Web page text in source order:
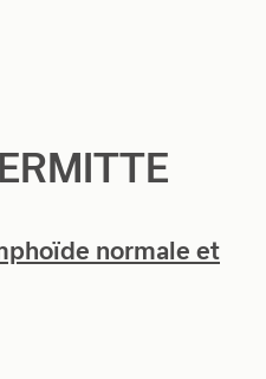
normale et